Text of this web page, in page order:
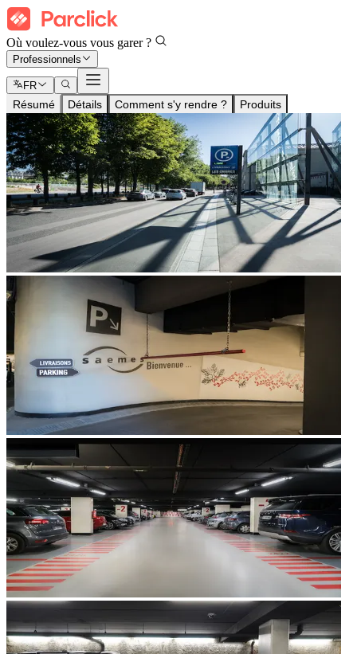
Où voulez-vous vous garer ?
Professionnels
FR
Résumé Détails Comment s'y rendre ? Produits